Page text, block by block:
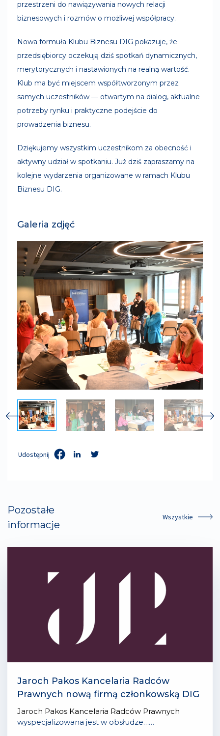
przestrzeni do nawiązywania nowych relacji
biznesowych i rozmów o możliwej współpracy.
Nowa formuła Klubu Biznesu DIG pokazuje, że
przedsiębiorcy oczekują dziś spotkań dynamicznych,
merytorycznych i nastawionych na realną wartość.
Klub ma być miejscem współtworzonym przez
samych uczestników — otwartym na dialog, aktualne
potrzeby rynku i praktyczne podejście do
prowadzenia biznesu.
Dziękujemy wszystkim uczestnikom za obecność i
aktywny udział w spotkaniu. Już dziś zapraszamy na
kolejne wydarzenia organizowane w ramach Klubu
Biznesu DIG.
Galeria zdjęć
Udostępnij
Pozostałe
informacje
Wszystkie
Jaroch Pakos Kancelaria Radców
Prawnych nową firmą członkowską DIG
Jaroch Pakos Kancelaria Radców Prawnych
wyspecjalizowana jest w obsłudze……